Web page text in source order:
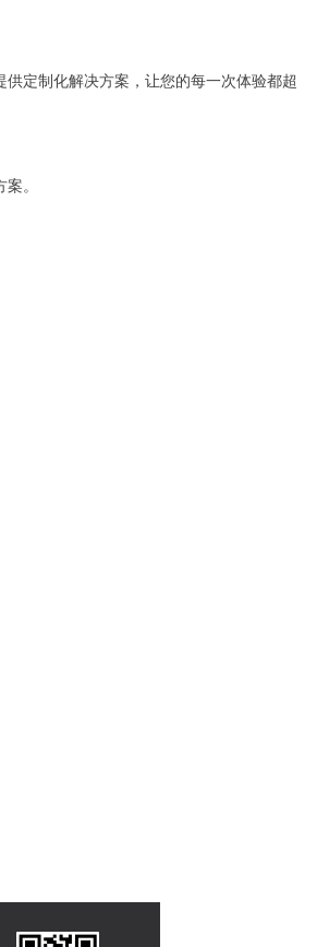
定制化解决方案，让您的每一次体验都超
。